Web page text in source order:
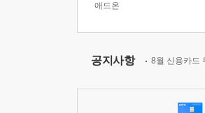
애드온
공지사항 8월 신용카드